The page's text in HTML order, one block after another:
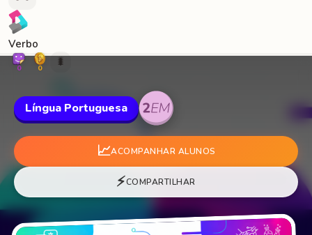
Verbo
0 0 🐛
Língua Portuguesa
📈ACOMPANHAR ALUNOS
⚡COMPARTILHAR